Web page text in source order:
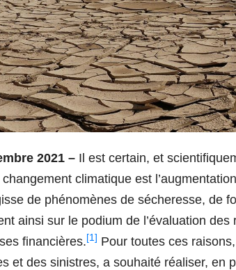
2021 – Il est certain, et
climatique est
de phénomènes de sécheresse,
ainsi sur le podium de l’évaluation
financières.[1] Pour toutes ces
et des sinistres, a souhaité réaliser, en